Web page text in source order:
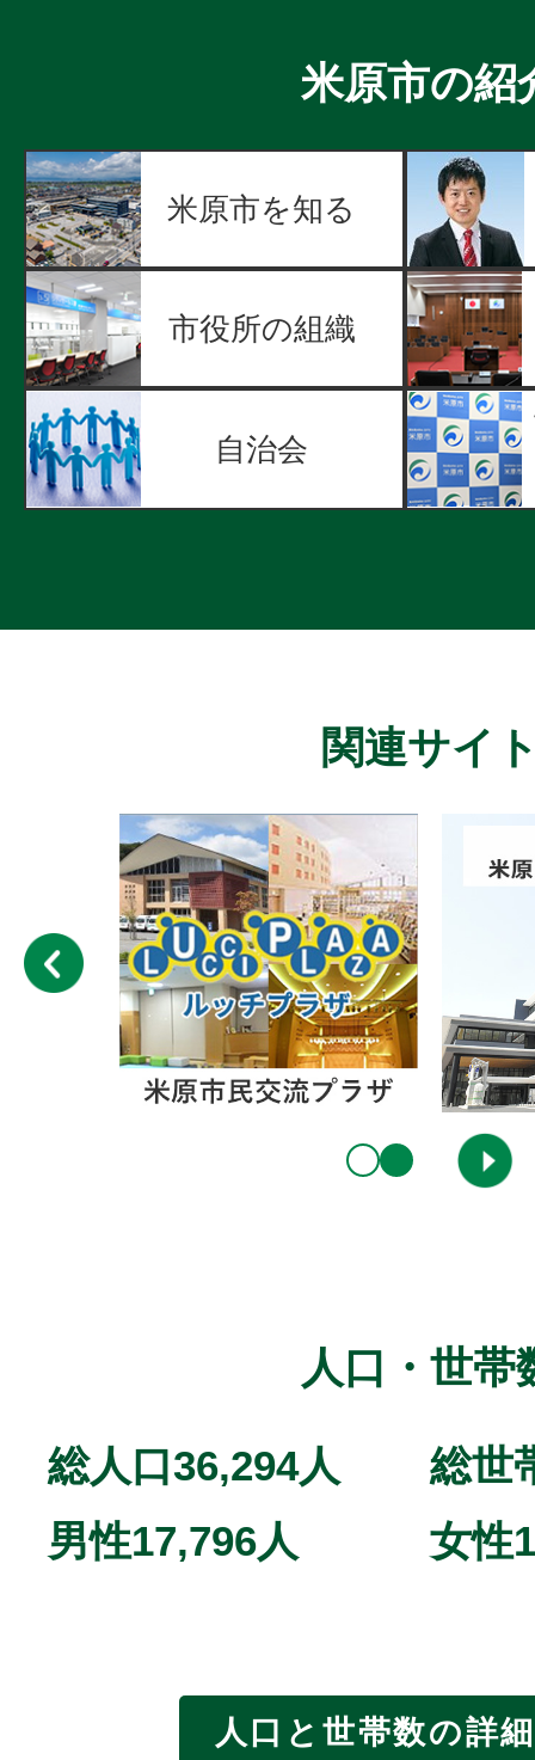
米原市の紹
米原市を知る
市役所の組織
自治会
関連サイ
3
枚
目
の
ス
ラ
ス
ラ
イ
ド
人口・世帯
総人口36,294人
総世
男性17,796人 女性
人口と世帯数の詳